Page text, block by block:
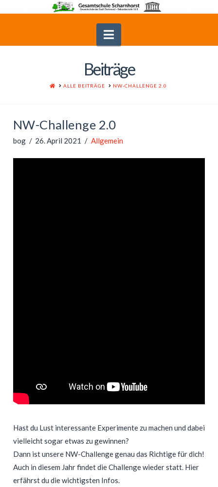
Navigation
Beiträge
HOMEALLE BEITRÄGE NW-CHALLENGE 2.0
NW-Challenge 2.0
bog 26. April 2021 Allgemein
Hast du Lust interessante Experimente zu machen und dabei
vielleicht sogar etwas zu gewinnen?
Dann ist unsere NW-Challenge genau das Richtige für dich!
Auch in diesem Jahr findet die Challenge wieder statt. Hier
erfährst du die wichtigsten Infos.